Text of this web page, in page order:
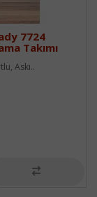
7724
Takımı
Askı..